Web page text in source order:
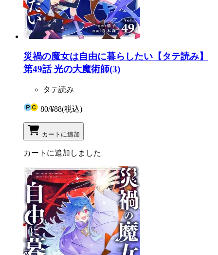
災禍の魔女は自由に暮らしたい【タテ読み】
第49話 光の大魔術師(3)
タテ読み
80/¥88(税込)
カートに追加
カートに追加しました